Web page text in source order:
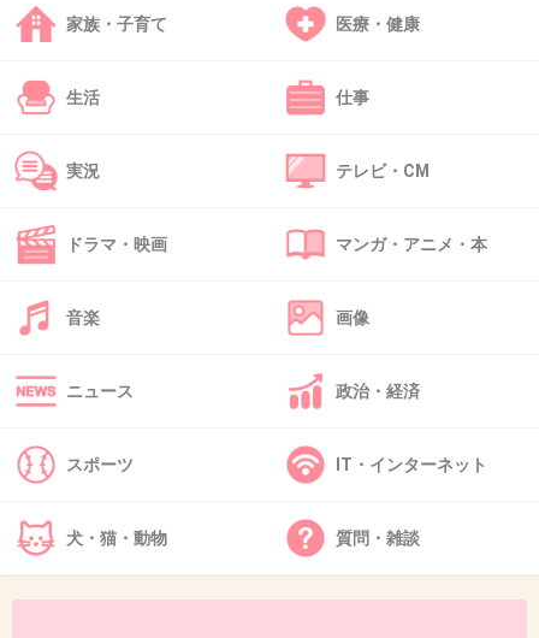
サンダルは足に触れるところにやさしい工夫がたくさんし
てあるのを選ぶといい
>>11
>>1
ロングワンピースならこれで凌げるんだけど、ミニだと靴
下履くわけにも行かず…
なるべく大きめの靴を買って、あちこちにクッションのシ
家族・子育て 医療・健康
生活 仕事
実況 テレビ・CM
ドラマ・映画 マンガ・アニメ・本
音楽 画像
ニュース 政治・経済
スポーツ IT・インターネット
犬・猫・動物 質問・雑談